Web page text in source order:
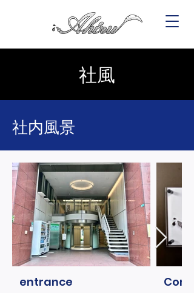
社風
社内風景
entrance